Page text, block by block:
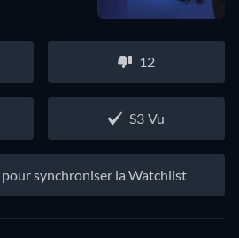
12
S3 Vu
pour synchroniser la Watchlist